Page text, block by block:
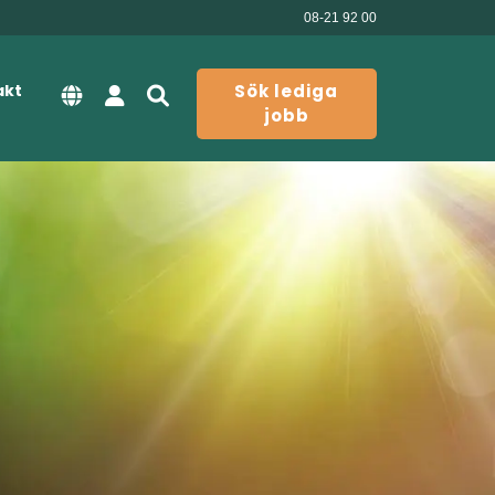
08-21 92 00
Sök lediga
jobb